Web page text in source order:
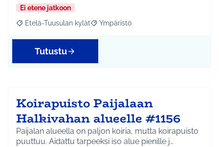
Ei etene jatkoon
Rajaa tulokset aihepiirin mukaan: Etelä-Tuusulan kylät
Etelä-Tuusulan kylät Rajaa tulokset teeman mukaan:
Ympäristö
Tutustu
Koirapuisto Paijalaan
Halkivahan alueelle #1156
Paijalan alueella on paljon koiria, mutta koirapuisto
puuttuu. Aidattu tarpeeksi iso alue pienille j…